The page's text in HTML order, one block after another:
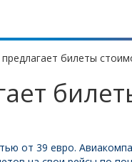
предлагает билеты
от 39 евро.